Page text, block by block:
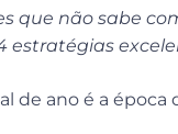
que não sabe
estratégias
de ano é a época